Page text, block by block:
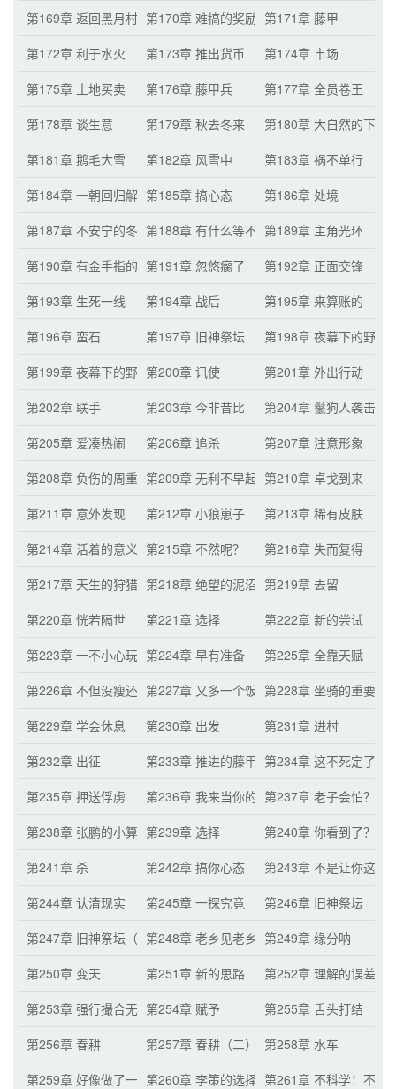
第169章 返回黑月村 第170章 难搞的奖励 第171章 藤甲
第172章 利于水火
第173章 推出货币
第174章 市场
第175章 土地买卖
第176章 藤甲兵
第177章 全员卷王
第178章 谈生意
第179章 秋去冬来
第180章 大自然的下马
第181章 鹅毛大雪
第182章 风雪中
第183章 祸不单行
第184章 一朝回归解放前？第185章 搞心态
第186章 处境
第187章 不安宁的冬天第188章 有什么等不起？第189章 主角光环
第190章 有金手指的才是主角！（月票三百张
第191章 忽悠瘸了
第192章 正面交锋
第193章 生死一线
第194章 战后
第195章 来算账的
第196章 蛮石
第197章 旧神祭坛
第198章 夜幕下的野兽
第199章 夜幕下的野兽（二）
第200章 讯使
第201章 外出行动
第202章 联手
第203章 今非昔比
第204章 鬣狗人袭击
第205章 爱凑热闹
第206章 追杀
第207章 注意形象
第208章 负伤的周重山第209章 无利不早起 第210章 卓戈到来
第211章 意外发现
第212章 小狼崽子
第213章 稀有皮肤
第214章 活着的意义 第215章 不然呢？
第216章 失而复得
第217章 天生的狩猎者第218章 绝望的泥沼 第219章 去留
第220章 恍若隔世
第221章 选择
第222章 新的尝试
第223章 一不小心玩脱了第224章 早有准备
第225章 全靠天赋
第226章 不但没瘦还胖了第227章 又多一个饭桶第228章 坐骑的重要性
第229章 学会休息
第230章 出发
第231章 进村
第232章 出征
第233章 推进的藤甲兵第234章 这不死定了吗
第235章 押送俘虏
第236章 我来当你的对手！第237章 老子会怕？！
第238章 张鹏的小算盘第239章 选择
第240章 你看到了？
第241章 杀
第242章 搞你心态
第243章 不是让你这么
第244章 认清现实
第245章 一探究竟
第246章 旧神祭坛
第247章 旧神祭坛（二）（月票累积三百张的
第248章 老乡见老乡,两眼泪汪汪
第249章 缘分呐
第250章 变天
第251章 新的思路
第252章 理解的误差
第253章 强行撮合无果第254章 赋予
第255章 舌头打结
第256章 春耕
第257章 春耕（二）
第258章 水车
第259章 好像做了一场梦,醒来还是不敢动
第260章 李策的选择 第261章 不科学！不合